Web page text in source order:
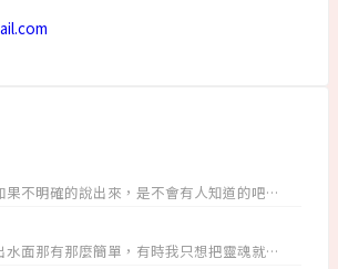
果不明確的說出來，是不會有人知道的吧…
水面那有那麼簡單，有時我只想把靈魂就…